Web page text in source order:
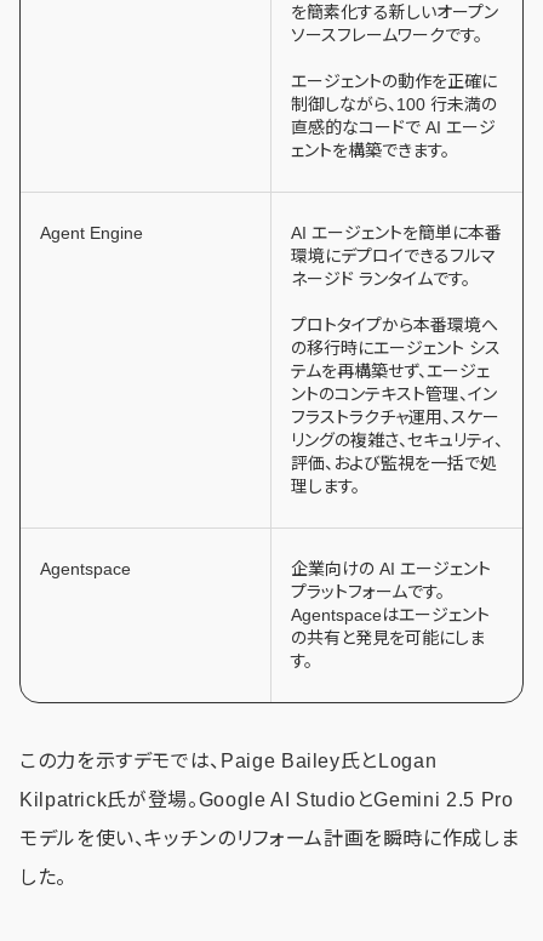
を簡素化する新しいオープン
ソースフレームワークです。
エージェントの動作を正確に
制御しながら、100 行未満の
直感的なコードで AI エージ
ェントを構築できます。
Agent Engine
AI エージェントを簡単に本番
環境にデプロイできるフルマ
ネージド ランタイムです。
プロトタイプから本番環境へ
の移行時にエージェント シス
テムを再構築せず、エージェ
ントのコンテキスト管理、イン
フラストラクチャ運用、スケー
リングの複雑さ、セキュリティ、
評価、および監視を一括で処
理します。
Agentspace
企業向けの AI エージェント
プラットフォームです。
Agentspaceはエージェント
の共有と発見を可能にしま
す。
この力を示すデモでは、Paige Bailey氏とLogan
Kilpatrick氏が登場。Google AI StudioとGemini 2.5 Pro
モデルを使い、キッチンのリフォーム計画を瞬時に作成しま
した。